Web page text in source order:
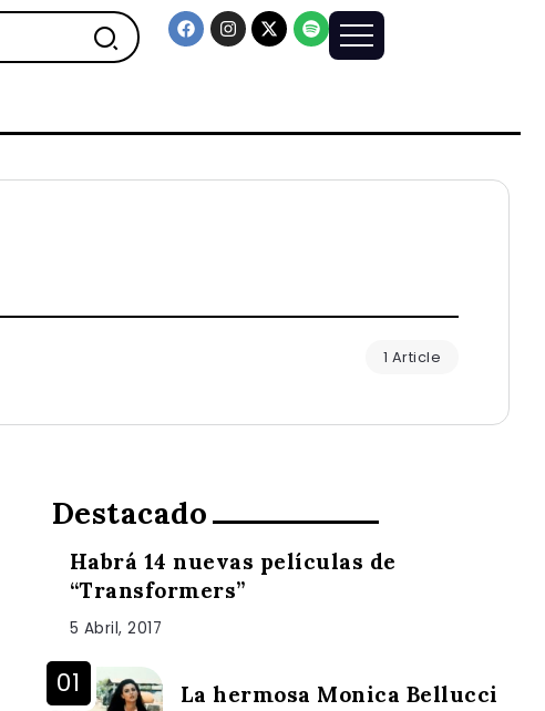
1 Article
Destacado
Habrá 14 nuevas películas de
“Transformers”
5 Abril, 2017
La hermosa Monica Bellucci